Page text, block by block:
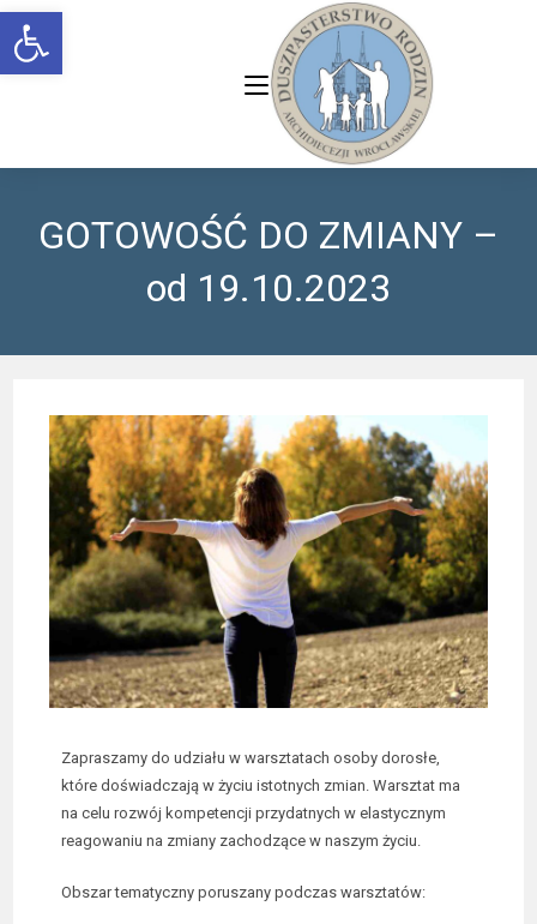
Open toolbar
GOTOWOŚĆ DO ZMIANY –
od 19.10.2023
Zapraszamy do udziału w warsztatach osoby dorosłe,
które doświadczają w życiu istotnych zmian. Warsztat ma
na celu rozwój kompetencji przydatnych w elastycznym
reagowaniu na zmiany zachodzące w naszym życiu.
Obszar tematyczny poruszany podczas warsztatów: